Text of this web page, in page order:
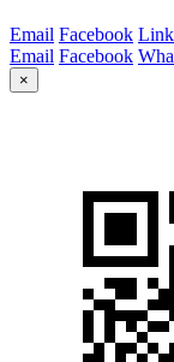
Email Facebook
Email Facebook
×